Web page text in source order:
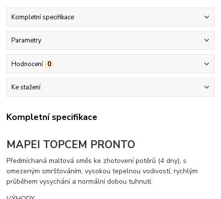
Kompletní specifikace
Parametry
Hodnocení 0
Ke stažení
Kompletní specifikace
MAPEI TOPCEM PRONTO
Předmíchaná maltová směs ke zhotovení potěrů (4 dny), s
omezeným smršťováním, vysokou tepelnou vodivostí, rychlým
průběhem vysychání a normální dobou tuhnutí.